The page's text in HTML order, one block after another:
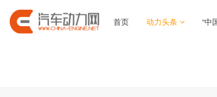
首页 动力头条 “中